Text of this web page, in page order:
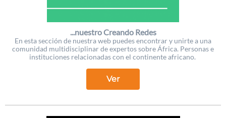
...nuestro Creando Redes
En esta sección de nuestra web puedes encontrar y unirte a una
comunidad multidisciplinar de expertos sobre África. Personas e
instituciones relacionadas con el continente africano.
Ver